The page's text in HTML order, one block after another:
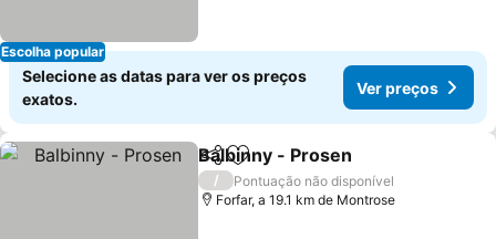
Escolha popular
Selecione as datas para ver os preços
exatos.
Ver preços
PartilharAdicionar aos favoritos
Balbinny - Prosen
/
Pontuação não disponível
Forfar, a 19.1 km de Montrose